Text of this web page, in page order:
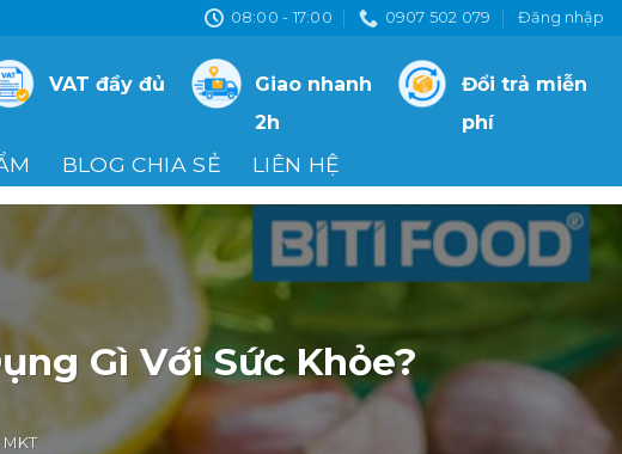
08:00 - 17:00 0907 502 079 Đăng nhập
VAT đầy đủ
Giao nhanh
2h
Đổi trả miễn
phí
BLOG CHIA SẺ LIÊN HỆ
Gì Với Sức Khỏe?